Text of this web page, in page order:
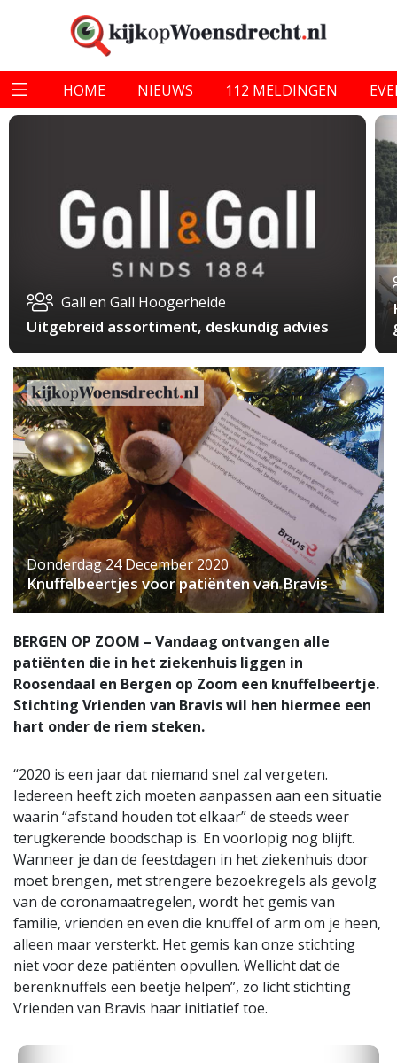
HOME NIEUWS 112 MELDINGEN
Gall en Gall Hoogerheide
Uitgebreid assortiment, deskundig advies
Donderdag 24 December 2020
Knuffelbeertjes voor patiënten van Bravis
BERGEN OP ZOOM – Vandaag ontvangen alle
patiënten die in het ziekenhuis liggen in
Roosendaal en Bergen op Zoom een knuffelbeertje.
Stichting Vrienden van Bravis wil hen hiermee een
hart onder de riem steken.
“2020 is een jaar dat niemand snel zal vergeten.
Iedereen heeft zich moeten aanpassen aan een situatie
waarin “afstand houden tot elkaar” de steeds weer
terugkerende boodschap is. En voorlopig nog blijft.
Wanneer je dan de feestdagen in het ziekenhuis door
moet brengen, met strengere bezoekregels als gevolg
van de coronamaatregelen, wordt het gemis van
familie, vrienden en even die knuffel of arm om je heen,
alleen maar versterkt. Het gemis kan onze stichting
niet voor deze patiënten opvullen. Wellicht dat de
berenknuffels een beetje helpen”, zo licht stichting
Vrienden van Bravis haar initiatief toe.